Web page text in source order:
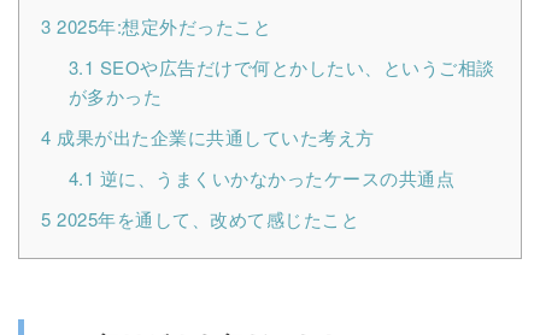
3 2025年:想定外だったこと
3.1 SEOや広告だけで何とかしたい、というご相談
が多かった
4 成果が出た企業に共通していた考え方
4.1 逆に、うまくいかなかったケースの共通点
5 2025年を通して、改めて感じたこと